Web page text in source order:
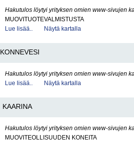
Hakutulos löytyi yrityksen omien www-sivujen
MUOVITUOTEVALMISTUSTA
Lue lisää..
Näytä kartalla
KONNEVESI
Hakutulos löytyi yrityksen omien www-sivujen
Lue lisää..
Näytä kartalla
KAARINA
Hakutulos löytyi yrityksen omien www-sivujen
MUOVITEOLLISUUDEN KONEITA